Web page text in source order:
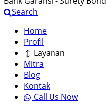
Search
Home
Profil
Layanan
Mitra
Blog
Kontak
Call Us Now